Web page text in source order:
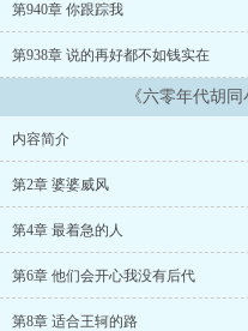
第940章 你跟踪我
第938章 说的再好都不如钱实在
《六零年代胡
内容简介
第2章 婆婆威风
第4章 最着急的人
第6章 他们会开心我没有后代
第8章 适合王轲的路